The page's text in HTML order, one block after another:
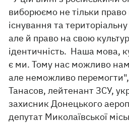
виборюємо не тільки
існування та територіальну
але й право на свою
ідентичність. Наша мова,
є ми. Тому нас можливо
але неможливо перемогти",
Танасов, лейтенант ЗСУ,
захисник Донецького
депутат Миколаївської